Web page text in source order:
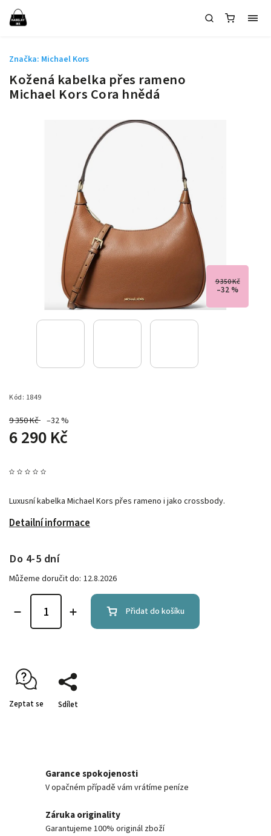
Kožená kabelka přes rameno
Michael Kors Cora hnědá
9 350 Kč
–32 %
Kód: 1849
9 350 Kč –32 %
6 290 Kč
Luxusní kabelka Michael Kors přes rameno i jako crossbody.
Detailní informace
Značka: Michael Kors
Do 4-5 dní
Můžeme doručit do: 12.8.2026
Přidat do košíku
Zeptat se Sdílet
Garance spokojenosti
V opačném případě vám vrátíme peníze
Záruka originality
Garantujeme 100% originál zboží